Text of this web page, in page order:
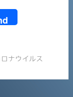
ロナウイルス